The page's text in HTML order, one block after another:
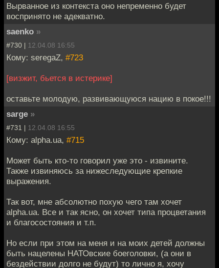
Вырванное из контекста оно непременно будет
воспринято не адекватно.
saenko »
#730 | 12.04.08 16:55
Кому: seregaZ, #723
[визжит, бьется в истерике]
оставьте молодую, развивающуюся нацию в покое!!!
sarge »
#731 | 12.04.08 16:55
Кому: alpha.ua, #715
Может быть кто-то говорил уже это - извините.
Также извиняюсь за нижеследующие крепкие
выражения.
Так вот, мне абсолютно похую чего там хочет
alpha.ua. Все и так ясно, он хочет типа процветания
и благосостояния и т.п.
Но если при этом на меня и на моих детей должны
быть нацелены НАТОвские боеголовки, (а они в
бездействии долго не будут) то лично я, хочу